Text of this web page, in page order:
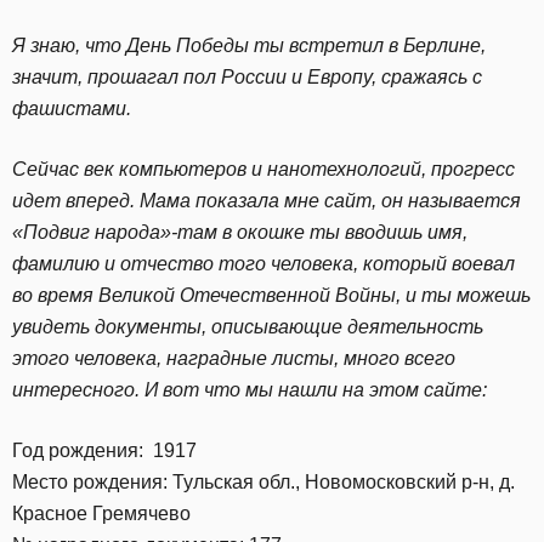
Я знаю, что День Победы ты встретил в Берлине,
значит, прошагал пол России и Европу, сражаясь с
фашистами.
Сейчас век компьютеров и нанотехнологий, прогресс
идет вперед. Мама показала мне сайт, он называется
«Подвиг народа»-там в окошке ты вводишь имя,
фамилию и отчество того человека, который воевал
во время Великой Отечественной Войны, и ты можешь
увидеть документы, описывающие деятельность
этого человека, наградные листы, много всего
интересного. И вот что мы нашли на этом сайте:
Год рождения: 1917
Место рождения: Тульская обл., Новомосковский р-н, д.
Красное Гремячево